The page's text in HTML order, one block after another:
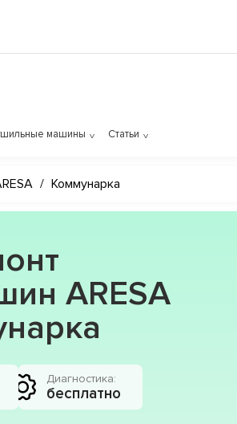
машины Статьи
/ Коммунарка
ARESA
Диагностика:
бесплатно